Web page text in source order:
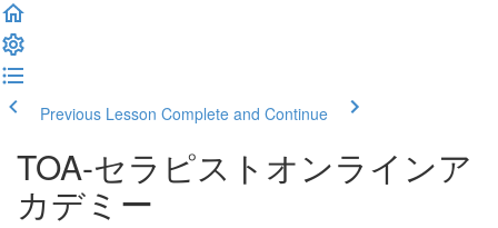
Previous Lesson Complete and Continue
TOA-セラピストオンラインア
カデミー